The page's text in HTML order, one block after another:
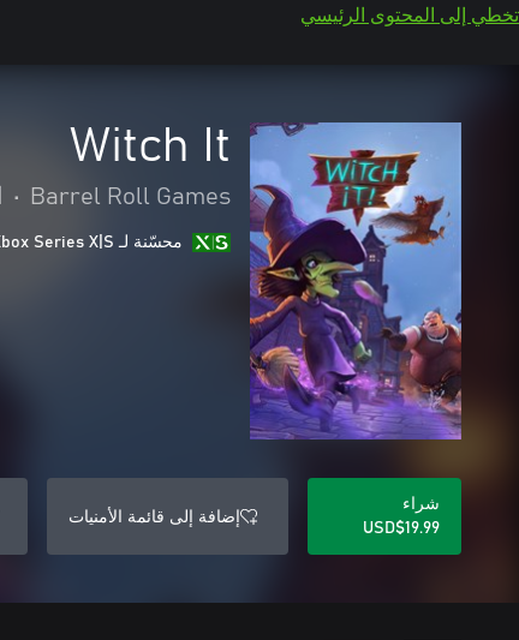
تخطي إلى المحتوى الرئيسي
Witch It
Barrel Roll Games
•
محسّنة لـ Xbox Series X|S
شراء
USD$19.99
إضافة إلى قائمة الأمنيات